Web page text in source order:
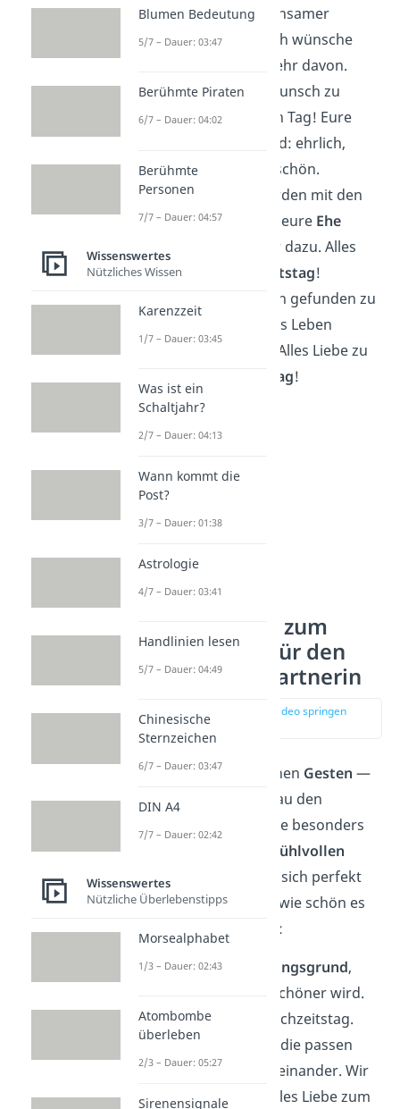
Lachen und gemeinsamer
Erinnerungen — ich wünsche
euch noch viele mehr davon.
Herzlichen Glückwunsch zu
eurem besonderen Tag! Eure
ist ein Vorbild: ehrlich,
stark und wunderschön.
Manche Dinge werden mit den
Jahren nur besser, eure Ehe
gehört ganz sicher dazu. Alles
Gute zum
Hochzeitstag!
Glück ist, jemanden gefunden zu
haben, mit dem das Leben
doppelt schön ist. Alles Liebe zu
Hochzeitstag!
Romantische
Glückwünsche zum
Hochzeitstag für den
Partner / die Partnerin
zur Stelle im Video springen
(00:46)
Liebe zeigt sich in kleinen Gesten —
und manchmal in genau den
richtigen Worten. Diese besonders
gefühlvollen
Glückwünsche eignen sich perfekt
als Erinnerung daran, wie schön es
ist, einander zu haben:
Du bist mein
Lieblingsgrund,
warum jeder Tag schöner wird.
Alles Liebe zum Hochzeitstag.
Es gibt Menschen, die passen
einfachperfekt
zueinander. Wir
sind der Beweis. Alles Liebe zum
Blumen Bedeutung
5/7 – Dauer: 03:47
Berühmte Piraten
6/7 – Dauer: 04:02
Berühmte
Personen
7/7 – Dauer: 04:57
Wissenswertes
Nützliches Wissen
Karenzzeit
1/7 – Dauer: 03:45
Was ist ein
Schaltjahr?
2/7 – Dauer: 04:13
Wann kommt die
Post?
3/7 – Dauer: 01:38
Astrologie
4/7 – Dauer: 03:41
Handlinien lesen
5/7 – Dauer: 04:49
Chinesische
Sternzeichen
6/7 – Dauer: 03:47
DIN A4
7/7 – Dauer: 02:42
Wissenswertes
Nützliche Überlebenstipps
Morsealphabet
1/3 – Dauer: 02:43
Atombombe
überleben
2/3 – Dauer: 05:27
Sirenensignale